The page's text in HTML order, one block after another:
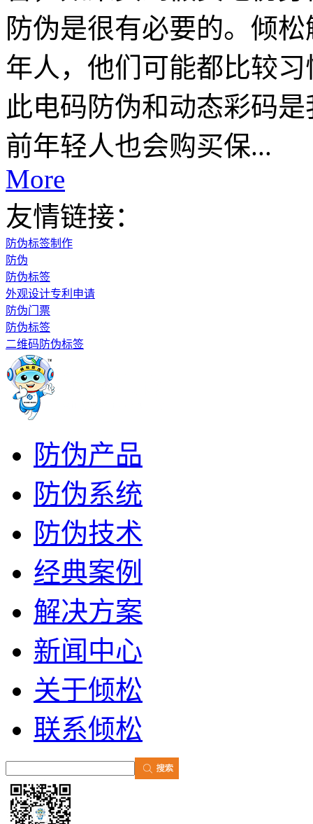
防伪是很有必要的。倾
年人，他们可能都比较
此电码防伪和动态彩码
前年轻人也会购买保...
More
友情链接：
防伪标签制作
防伪
防伪标签
外观设计专利申请
防伪门票
防伪标签
二维码防伪标签
防伪产品
防伪系统
防伪技术
经典案例
解决方案
新闻中心
关于倾松
联系倾松